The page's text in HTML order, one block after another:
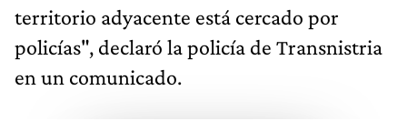
territorio adyacente está cercado por
policías", declaró la policía de Transnistria
en un comunicado.